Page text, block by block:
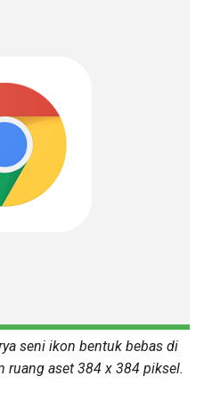
seni ikon bentuk bebas di
ruang aset 384 x 384 piksel.